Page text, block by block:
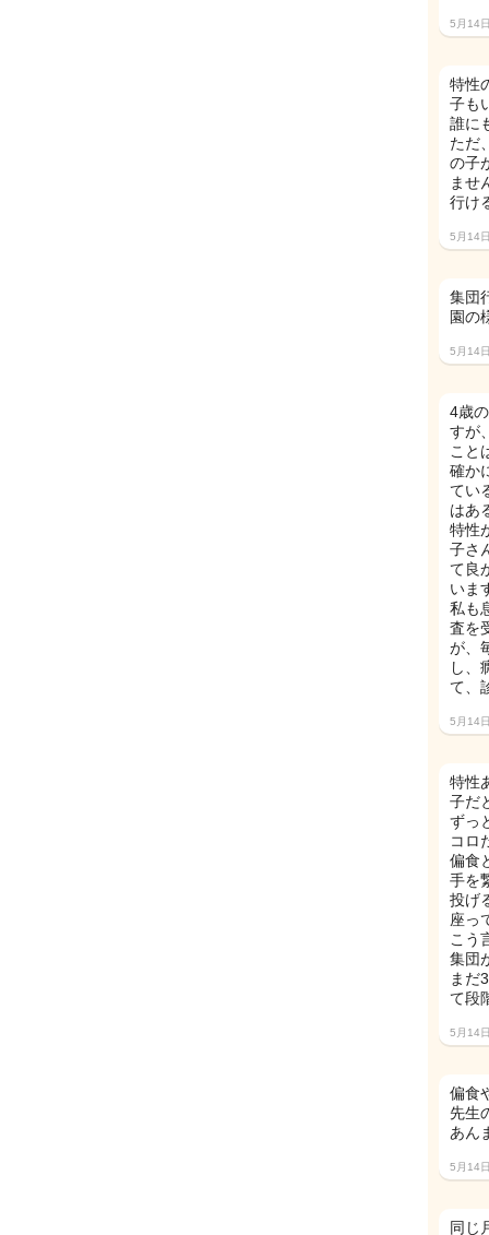
5月14
特性
子も
誰に
ただ
の子
ませ
行け
5月14
集団
園の
5月14
4歳
すが
こと
確か
てい
はあ
特性
子さ
て良
いま
私も
査を
が、
し、
て、
5月14
特性
子だ
ずっ
コロ
偏食
手を
投げ
座っ
こう
集団
まだ
て段
5月14
偏食
先生
あん
5月14
同じ